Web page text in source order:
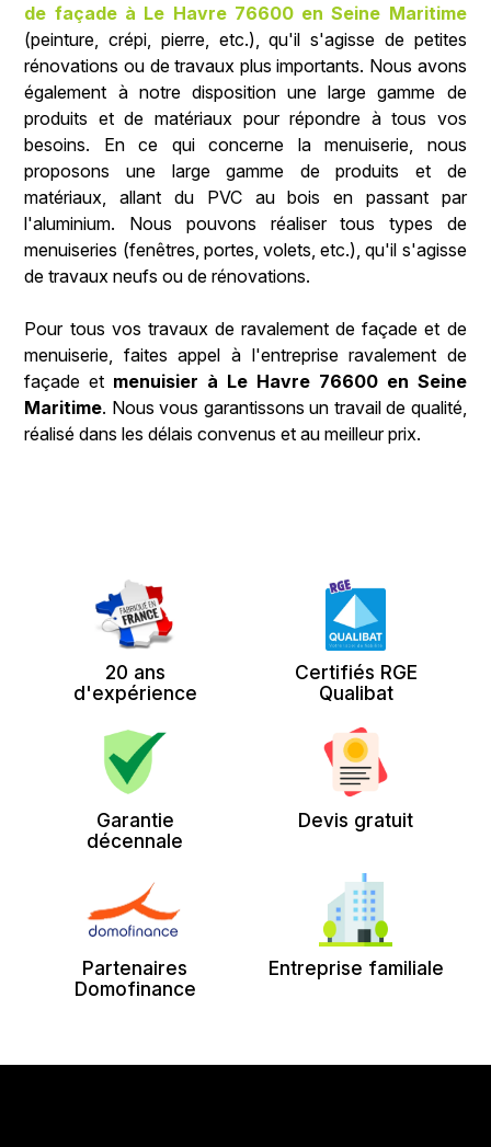
de façade à Le Havre 76600 en Seine Maritime
(peinture, crépi, pierre, etc.), qu'il s'agisse de petites
rénovations ou de travaux plus importants. Nous avons
également à notre disposition une large gamme de
produits et de matériaux pour répondre à tous vos
besoins. En ce qui concerne la menuiserie, nous
proposons une large gamme de produits et de
matériaux, allant du PVC au bois en passant par
l'aluminium. Nous pouvons réaliser tous types de
menuiseries (fenêtres, portes, volets, etc.), qu'il s'agisse
de travaux neufs ou de rénovations.
Pour tous vos travaux de ravalement de façade et de
menuiserie, faites appel à l'entreprise ravalement de
façade et menuisier à Le Havre 76600 en Seine
Maritime. Nous vous garantissons un travail de qualité,
réalisé dans les délais convenus et au meilleur prix.
20 ans
d'expérience
Certifiés RGE
Qualibat
Garantie
décennale
Devis gratuit
Partenaires
Domofinance
Entreprise familiale